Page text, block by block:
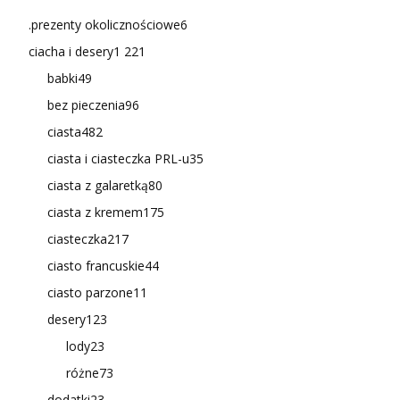
.prezenty okolicznościowe6
ciacha i desery1 221
babki49
bez pieczenia96
ciasta482
ciasta i ciasteczka PRL-u35
ciasta z galaretką80
ciasta z kremem175
ciasteczka217
ciasto francuskie44
ciasto parzone11
desery123
lody23
różne73